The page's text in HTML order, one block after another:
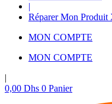
|
Réparer Mon
MON COMPTE
MON COMPTE
|
0,00 Dhs 0 Panier